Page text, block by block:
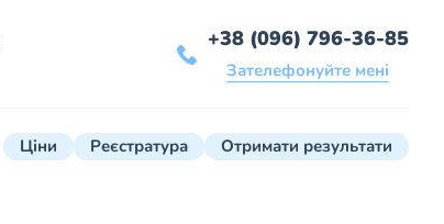
+38 (096) 796-36-85
Зателефонуйте мені
Ціни Реєстратура Отримати результати